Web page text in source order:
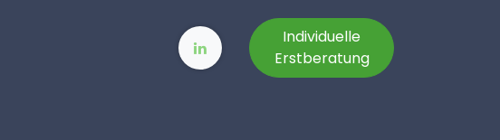
Individuelle
Erstberatung